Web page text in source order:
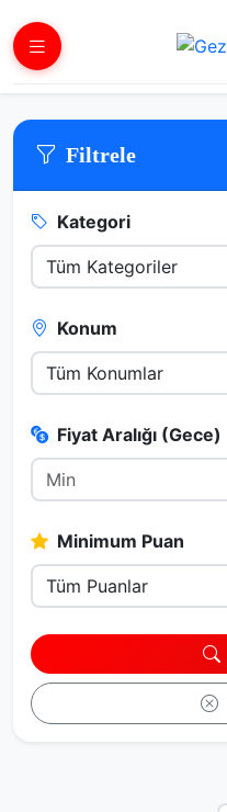
Filtrele
Kategori
Konum
Fiyat Aralığı (Gece)
Minimum Puan